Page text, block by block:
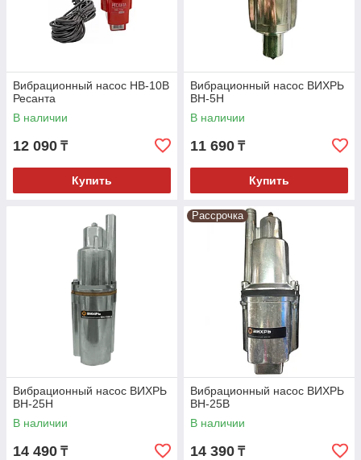
Вибрационный насос НВ-10В
Ресанта
В наличии
12 090 ₸
Купить
Вибрационный насос ВИХРЬ
ВН-5Н
В наличии
11 690 ₸
Купить
Вибрационный насос ВИХРЬ
ВН-25Н
В наличии
14 490 ₸
Рассрочка
Вибрационный насос ВИХРЬ
ВН-25В
В наличии
14 390 ₸